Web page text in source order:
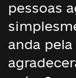
pessoas
anda